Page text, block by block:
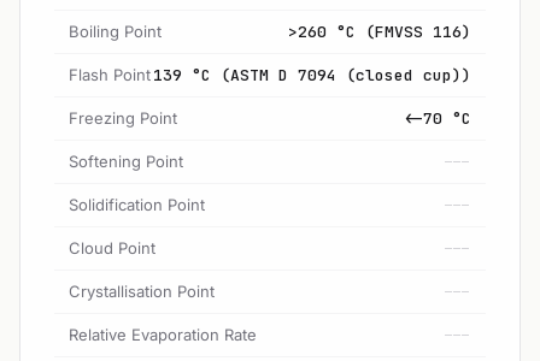
Boiling Point >260 °C (FMVSS 116)
Flash Point139 °C (ASTM D 7094 (closed cup))
Freezing Point <-70 °C
Softening Point ---
Solidification Point ---
Cloud Point ---
Crystallisation Point ---
Relative Evaporation Rate ---